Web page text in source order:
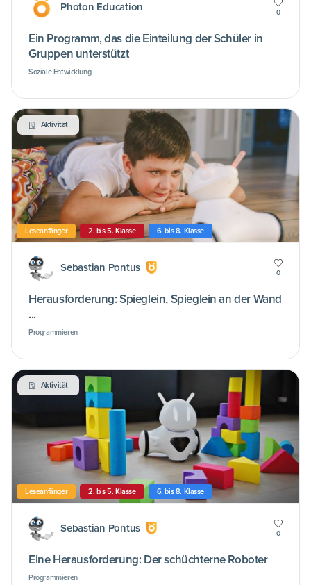
Photon Education 0
Ein Programm, das die Einteilung der Schüler in
Gruppen unterstützt
Soziale Entwicklung
Aktivität
Leseanfänger 2. bis 5. Klasse 6. bis 8. Klasse
Sebastian Pontus 0
Herausforderung: Spieglein, Spieglein an der Wand
...
Programmieren
Aktivität
Leseanfänger 2. bis 5. Klasse 6. bis 8. Klasse
Sebastian Pontus 0
Eine Herausforderung: Der schüchterne Roboter
Programmieren